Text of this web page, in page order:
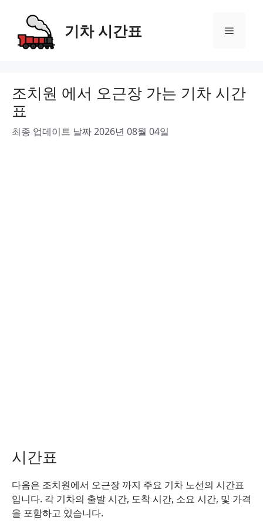
content
기차 시간표 Menu
조치원 에서 오근장 가는 기차 시간
표
최종 업데이트 날짜 2026년 08월 04일
시간표
다음은 조치원에서 오근장 까지 주요 기차 노선의 시간표
입니다. 각 기차의 출발 시간, 도착 시간, 소요 시간, 및 가격
을 포함하고 있습니다.